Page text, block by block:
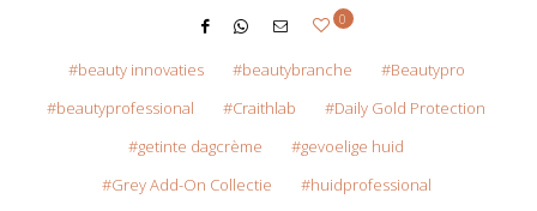
0
beauty innovaties beautybranche
Beautypro
beautyprofessional
Craithlab
Daily Gold Protection
getinte dagcrème
gevoelige huid
Grey Add-On Collectie
huidprofessional